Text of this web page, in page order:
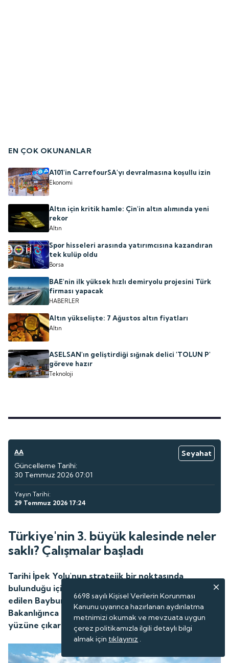
EN ÇOK OKUNANLAR
A101'in CarrefourSA'yı devralmasına koşullu izin
Ekonomi
Altın için kritik hamle: Çin'in altın alımında yeni
rekor
Altın
Spor hisseleri arasında yatırımcısına kazandıran
tek kulüp oldu
Borsa
BAE'nin ilk yüksek hızlı demiryolu projesini Türk
firması yapacak
HABERLER
Altın yükselişte: 7 Ağustos altın fiyatları
Altın
ASELSAN'ın geliştirdiği sığınak delici 'TOLUN P'
göreve hazır
Teknoloji
AA
Seyahat
Güncelleme Tarihi:
30 Temmuz 2026 07:01
Yayın Tarihi:
29 Temmuz 2026 17:24
Türkiye'nin 3. büyük kalesinde neler
saklı? Çalışmalar başladı
Tarihi İpek Yolu'nun stratejik bir noktasında
bulunduğu için asırlarca güvenilir üs olarak tercih
edilen Bayburt Kalesi'nde, Kültür ve Turizm
Bakanlığınca başlatılan kazı projesi ile tarih gün
yüzüne çıkarılıyor.
6698 sayılı Kişisel Verilerin Korunması
Kanunu uyarınca hazırlanan aydınlatma
metnimizi okumak ve mevzuata uygun
çerez politikamızla ilgili detaylı bilgi
almak için tıklayınız .